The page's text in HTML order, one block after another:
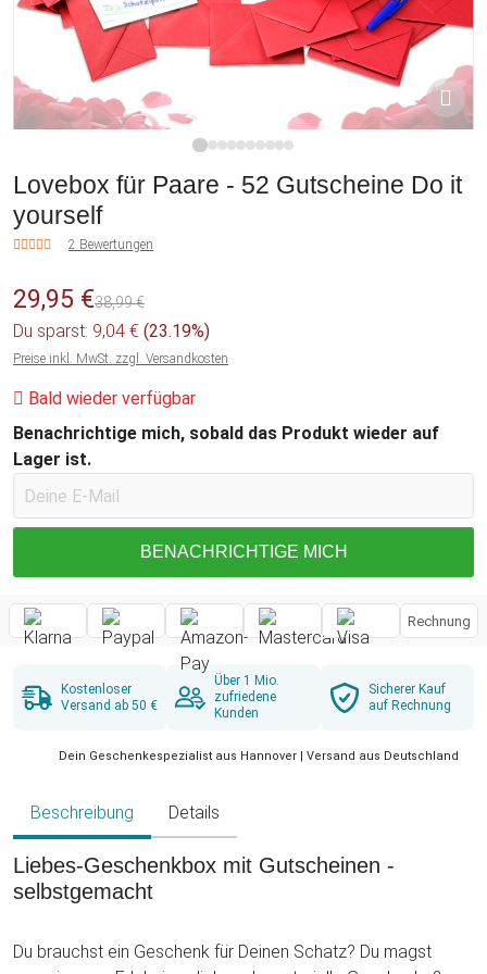
Lovebox für Paare - 52 Gutscheine Do it
yourself
2 Bewertungen
29,95 €38,99 €
Du sparst: 9,04 € (23.19%)
Preise inkl. MwSt. zzgl. Versandkosten
Bald wieder verfügbar
Benachrichtige mich, sobald das Produkt wieder auf
Lager ist.
BENACHRICHTIGE MICH
Rechnung
Kostenloser
Versand ab 50 €
Über 1 Mio.
zufriedene
Kunden
Sicherer Kauf
auf Rechnung
Dein Geschenkespezialist aus Hannover | Versand aus Deutschland
Beschreibung Details
Liebes-Geschenkbox mit Gutscheinen -
selbstgemacht
Du brauchst ein Geschenk für Deinen Schatz? Du magst